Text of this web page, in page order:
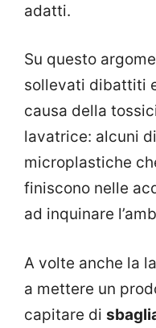
adatti.
Su questo
sollevati dibattiti
causa della
lavatrice: alcuni
microplastiche
finiscono nelle
ad inquinare
A volte anche la
a mettere un
capitare di